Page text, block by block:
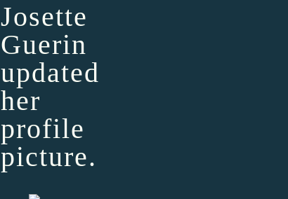
Josette
Guerin
updated
her
profile
picture.